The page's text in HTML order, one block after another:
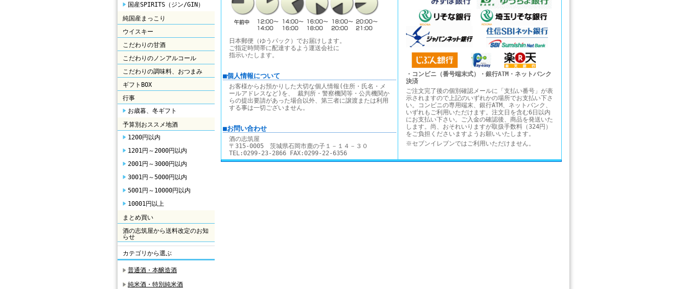
国産SPIRITS（ジン/GIN）
純国産まっこり
ウイスキー
こだわりの甘酒
こだわりのノンアルコール
こだわりの調味料、おつまみ
ギフトBOX
行事
お歳暮、冬ギフト
予算別おススメ地酒
1200円以内
1201円～2000円以内
2001円～3000円以内
3001円～5000円以内
5001円～10000円以内
10001円以上
まとめ買い
酒の志筑屋から送料改定のお知
らせ
カテゴリから選ぶ
普通酒・本醸造酒
純米酒・特別純米酒
日本郵便（ゆうパック）でお届けします。
ご指定時間帯に配達するよう運送会社に
指示いたします。
■個人情報について
お客様からお預かりした大切な個人情報(住所・氏名・メ
ールアドレスなど)を、 裁判所・警察機関等・公共機関か
らの提出要請があった場合以外、第三者に譲渡または利用
する事は一切ございません。
■お問い合わせ
酒の志筑屋
〒315-0005 茨城県石岡市鹿の子１－１４－３０
TEL:0299-23-2866 FAX:0299-22-6356
・コンビニ（番号端末式）・銀行ATM・ネットバンク
決済
ご注文完了後の個別確認メールに「支払い番号」が表
示されますので上記のいずれかの場所でお支払い下さ
い。コンビニの専用端末、銀行ATM、ネットバンク、
いずれもご利用いただけます。注文日を含む6日以内
にお支払い下さい。ご入金の確認後、商品を発送いた
します。尚、おそれいりますが取扱手数料（324円）
をご負担くださいますようお願いいたします。
※セブンイレブンではご利用いただけません。